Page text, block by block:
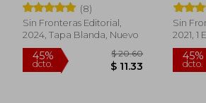
(8)
Sin Fronteras Editorial,
2024, Tapa Blanda, Nuevo
Sin
2021, 1
Blanda,